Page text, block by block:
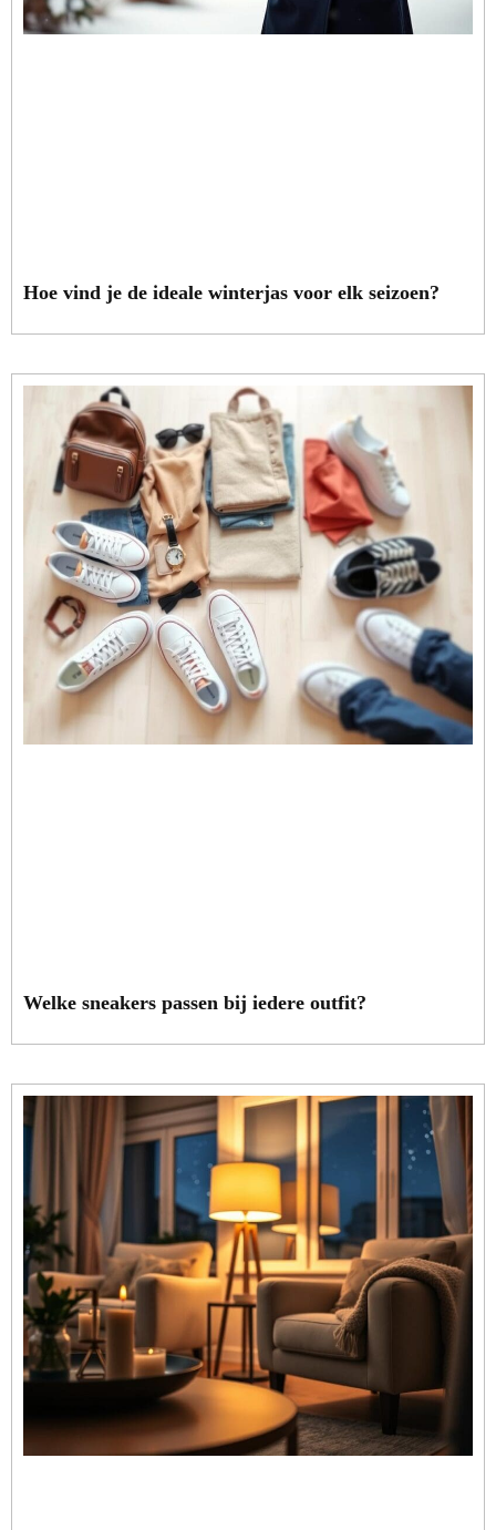
Hoe vind je de ideale winterjas voor elk seizoen?
Welke sneakers passen bij iedere outfit?